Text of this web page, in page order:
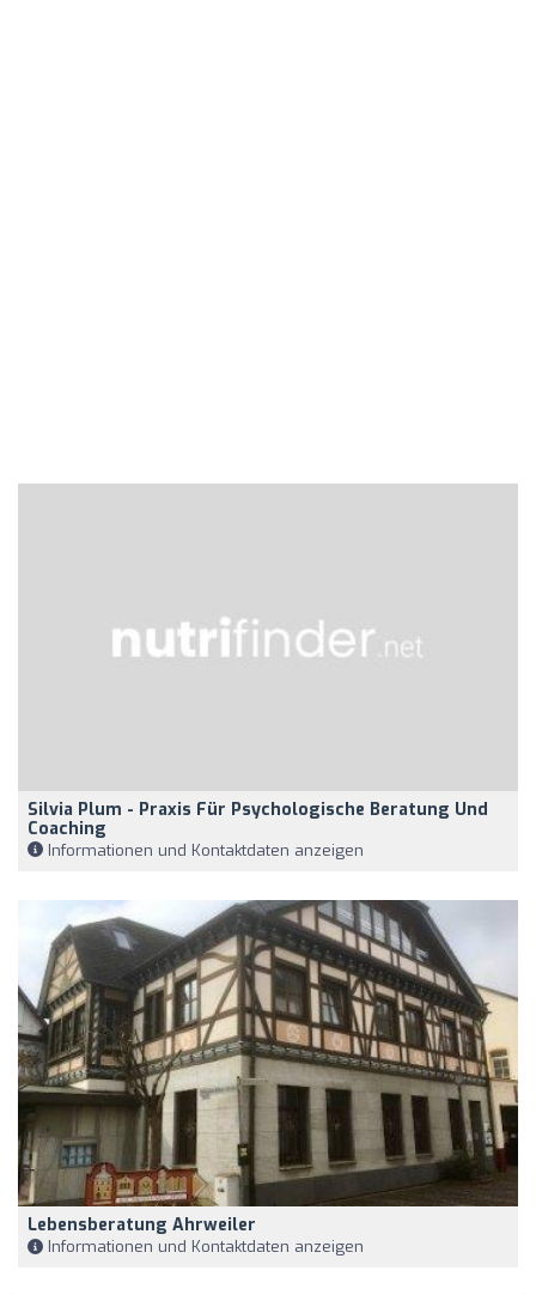
Silvia Plum - Praxis Für Psychologische Beratung Und
Coaching
Informationen und Kontaktdaten anzeigen
Lebensberatung Ahrweiler
Informationen und Kontaktdaten anzeigen